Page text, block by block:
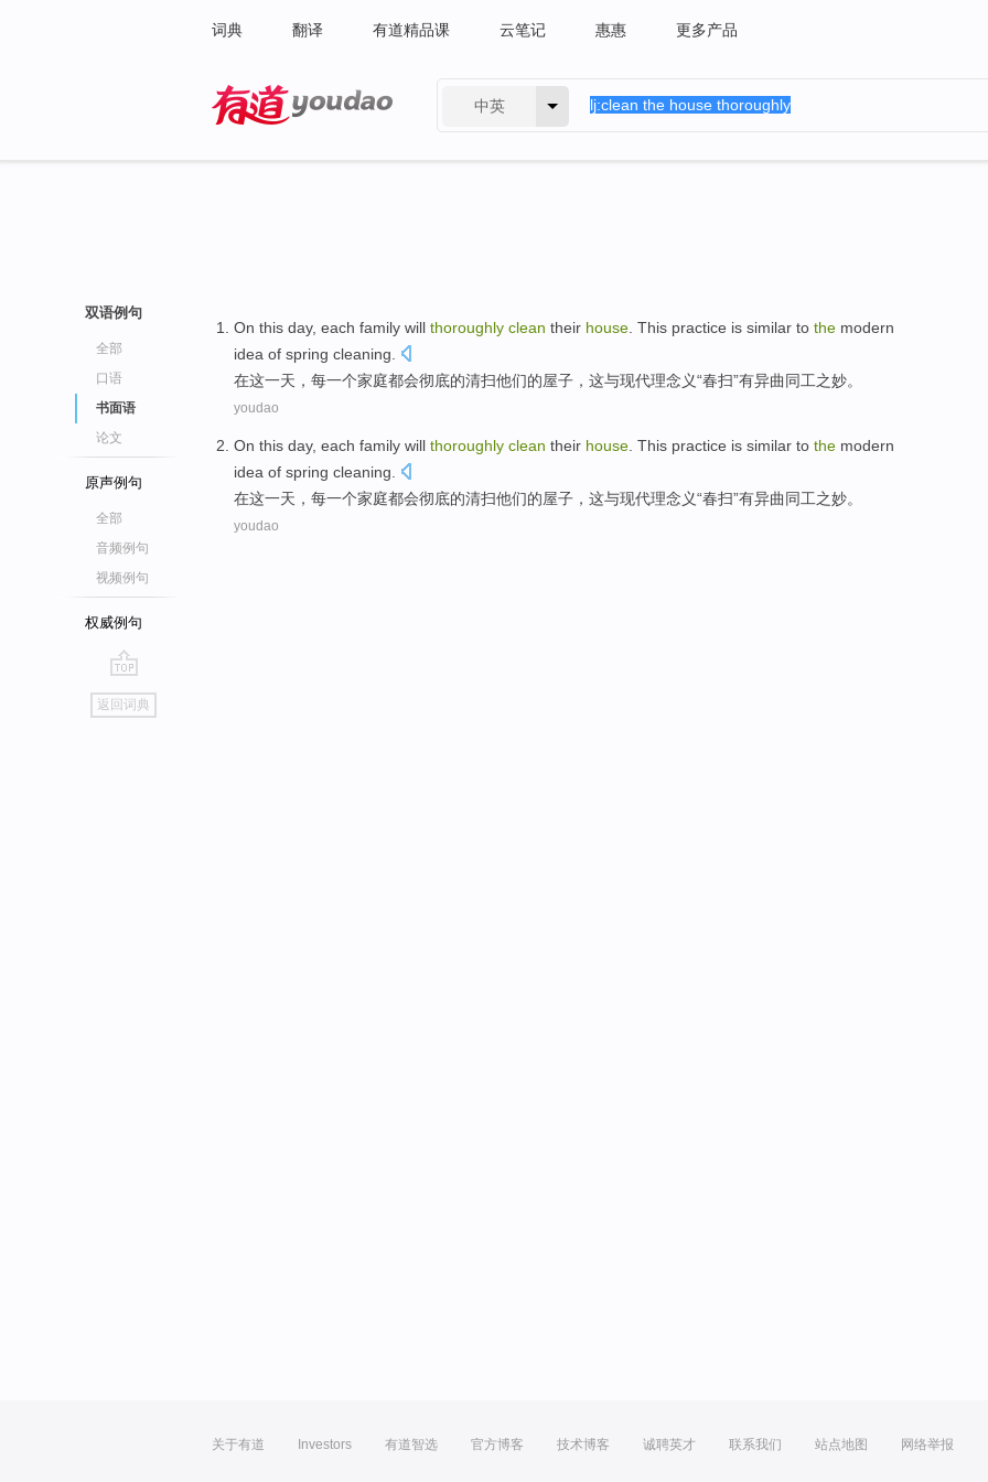
词典 翻译 有道精品课 云笔记 惠惠 更多产品
中英
双语例句
全部
口语
书面语
论文
原声例句
全部
音频例句
视频例句
权威例句
go
top
返回词典
On this day, each family will thoroughly clean their house . This practice is similar to the modern
idea of spring cleaning
在这一天 ， 每一个家庭都会彻底的清扫他们的屋子 ，这与现代理念 义“春扫”有异曲同工之妙。
youdao
On this day, each family will thoroughly clean their house . This practice is similar to the modern
idea of spring cleaning
在这一天 ， 每一个家庭都会彻底的清扫他们的屋子 ，这与现代理念 义“春扫”有异曲同工之妙。
youdao
关于有道 Investors 有道智选 官方博客 技术博客 诚聘英才 联系我们 站点地图 网络举报